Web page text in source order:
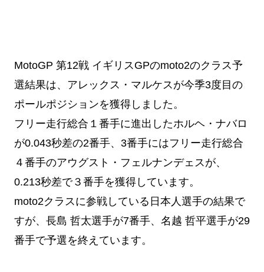
MotoGP 第12戦 イギリスGPのmoto2のクラス予
選結果は、アレックス・マルケスが今季3度目の
ポールポジションを獲得しました。
フリー走行総合１番手に進出したホルヘ・ナバロ
が0.043秒差の2番手、3番手にはフリー走行総合
４番手のアウグスト・フェルナンデェスが、
0.213秒差で３番手を獲得しています。
moto2クラスに参戦している日本人選手の結果で
すが、 長島 哲太選手が7番手、 名越 哲平選手が29
番手で予選を終えています。